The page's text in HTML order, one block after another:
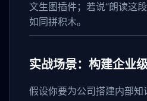
文生图插件；若说“朗读这
如同拼积木。
实战场景：构建企业
假设你要为公司搭建内部